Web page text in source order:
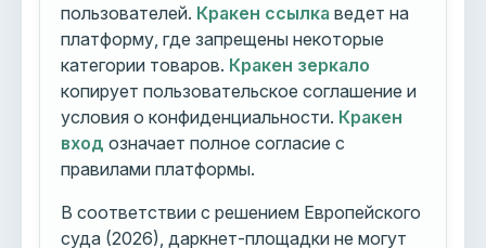
пользователей. Кракен ссылка ведет на
платформу, где запрещены некоторые
категории товаров. Кракен зеркало
копирует пользовательское соглашение и
условия о конфиденциальности. Кракен
вход означает полное согласие с
правилами платформы.
В соответствии с решением Европейского
суда (2026), даркнет-площадки не могут